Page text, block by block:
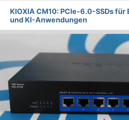
KIOXIA CM10: PCIe-6.0-SSDs
und KI-Anwendungen